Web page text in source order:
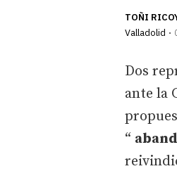
TOÑI
Valladolid
Dos
ante la
“